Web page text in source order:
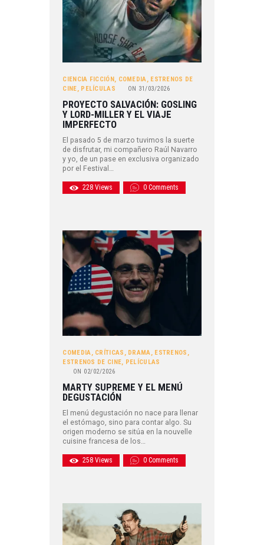
CIENCIA FICCIÓN, COMEDIA, ESTRENOS DE
CINE, PELÍCULAS ON 31/03/2026
PROYECTO SALVACIÓN: GOSLING
Y LORD-MILLER Y EL VIAJE
IMPERFECTO
El pasado 5 de marzo tuvimos la suerte
de disfrutar, mi compañero Raúl Navarro
y yo, de un pase en exclusiva organizado
por el Festival…
228 Views 0 Comments
COMEDIA, CRÍTICAS , DRAMA, ESTRENOS ,
ESTRENOS DE CINE, PELÍCULAS
ON 02/02/2026
MARTY SUPREME Y EL MENÚ
DEGUSTACIÓN
El menú degustación no nace para llenar
el estómago, sino para contar algo. Su
origen moderno se sitúa en la nouvelle
cuisine francesa de los…
258 Views 0 Comments